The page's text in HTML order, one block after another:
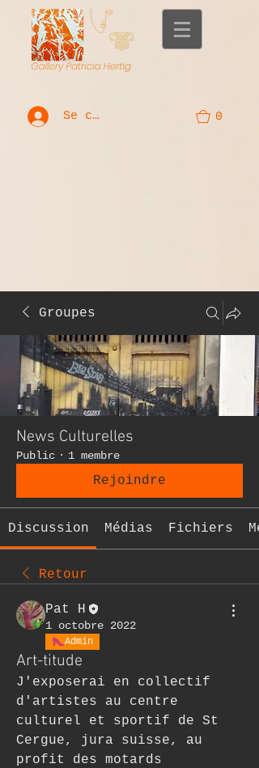
Se connecter 0
Groupes
News Culturelles
Public · 1 membre
Rejoindre
Discussion Médias Fichiers
Retour
Pat H
1 octobre 2022
Admin
Art-titude
J'exposerai en collectif
d'artistes au centre
culturel et sportif de St
Cergue, jura suisse, au
profit des motards